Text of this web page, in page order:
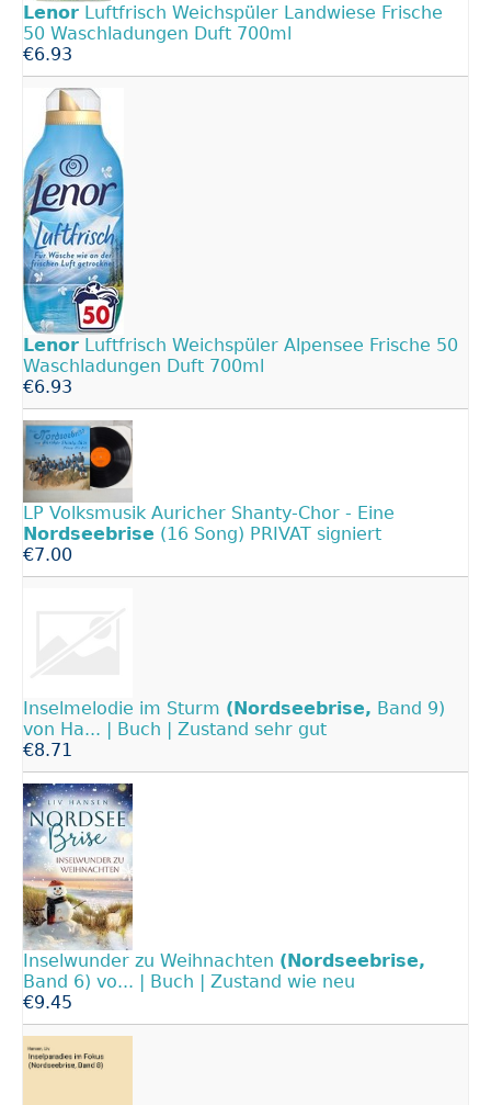
Lenor Luftfrisch Weichspüler Landwiese Frische
50 Waschladungen Duft 700ml
€6.93
Lenor Luftfrisch Weichspüler Alpensee Frische 50
Waschladungen Duft 700ml
€6.93
LP Volksmusik Auricher Shanty-Chor - Eine
Nordseebrise (16 Song) PRIVAT signiert
€7.00
Inselmelodie im Sturm (Nordseebrise, Band 9)
von Ha... | Buch | Zustand sehr gut
€8.71
Inselwunder zu Weihnachten (Nordseebrise,
Band 6) vo... | Buch | Zustand wie neu
€9.45